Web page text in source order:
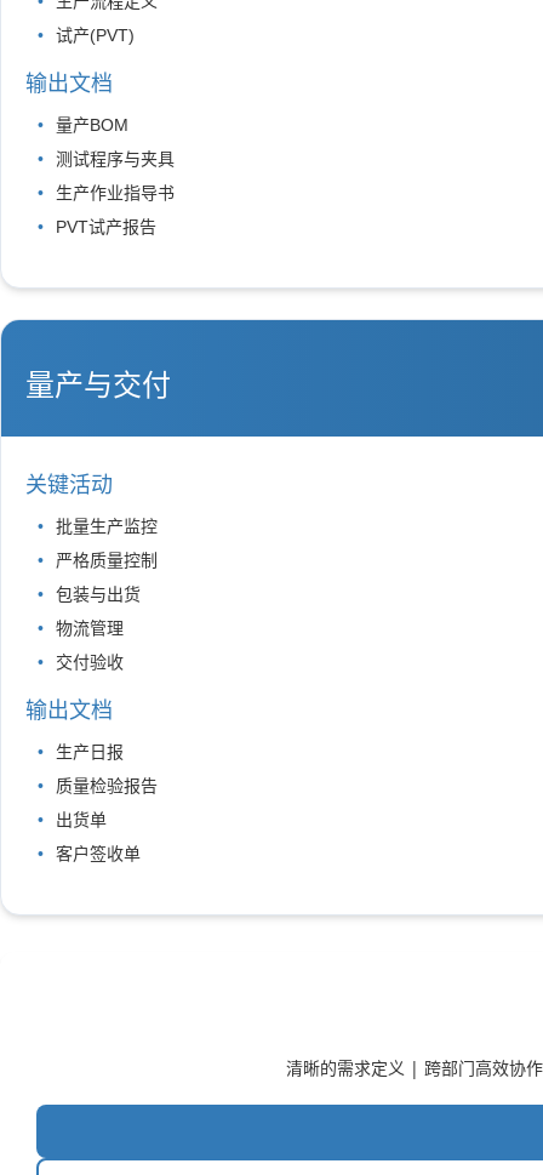
试产(PVT)
输出文档
量产BOM
测试程序与夹具
生产作业指导书
PVT试产报告
量产与交付
关键活动
批量生产监控
严格质量控制
包装与出货
物流管理
交付验收
输出文档
生产日报
质量检验报告
出货单
客户签收单
清晰的需求定义 | 跨部门高效协